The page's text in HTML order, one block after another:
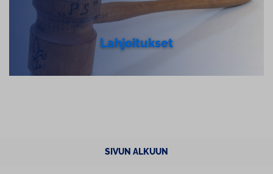
Lah­joi­tuk­set
SIVUN ALKUUN